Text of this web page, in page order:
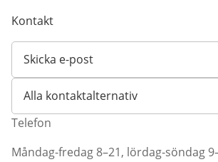
Kontakt
Skicka e-post
Öppnar e-postklient
Alla kontaktalternativ
Telefon
Måndag-fredag 8–21, lördag-söndag